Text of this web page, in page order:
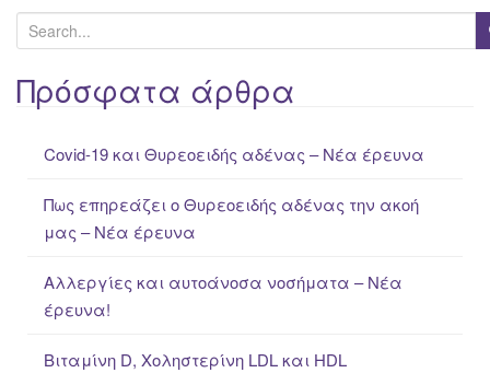
e
a
rΠρόσφατα άρθρα
Covid-19 και Θυρεοειδής αδένας – Νέα έρευνα
Πως επηρεάζει ο Θυρεοειδής αδένας την ακοή
μας – Νέα έρευνα
Αλλεργίες και αυτοάνοσα νοσήματα – Νέα
έρευνα!
Βιταμίνη D, Χοληστερίνη LDL και HDL